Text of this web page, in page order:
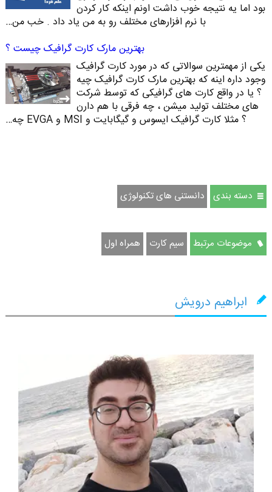
بود اما یه نتیجه خوب داشت اونم اینکه کار کردن
با نرم افزارهای مختلف رو به من یاد داد . خب من…
بهترین مارک کارت گرافیک چیست ؟
یکی از مهمترین سوالاتی که در مورد کارت گرافیک
وجود داره اینه که بهترین مارک کارت گرافیک چیه
؟ یا در واقع کارت های گرافیکی که توسط شرکت
های مختلف تولید میشن ، چه فرقی با هم دارن
؟ مثلا کارت گرافیک ایسوس و گیگابایت و MSI و EVGA چه…
دسته بندی دانستنی های تکنولوژی
موضوعات مرتبط سیم کارت همراه اول
ابراهیم درویش